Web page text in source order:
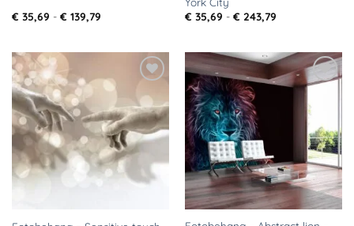
€ 35,69 - € 139,79Prijsklasse:
€ 35,69 - € 243,79Prijsklasse:
Toevoegen
aan
verlanglijst
Toevoegen
aan
verlanglijst